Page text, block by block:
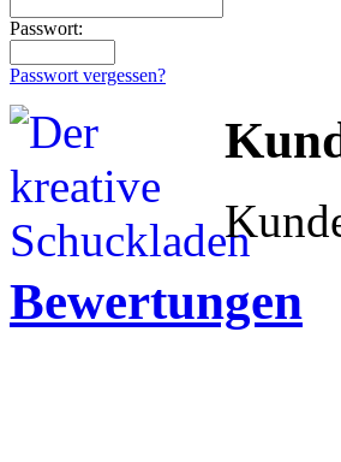
Passwort:
Passwort vergessen?
Bewertungen